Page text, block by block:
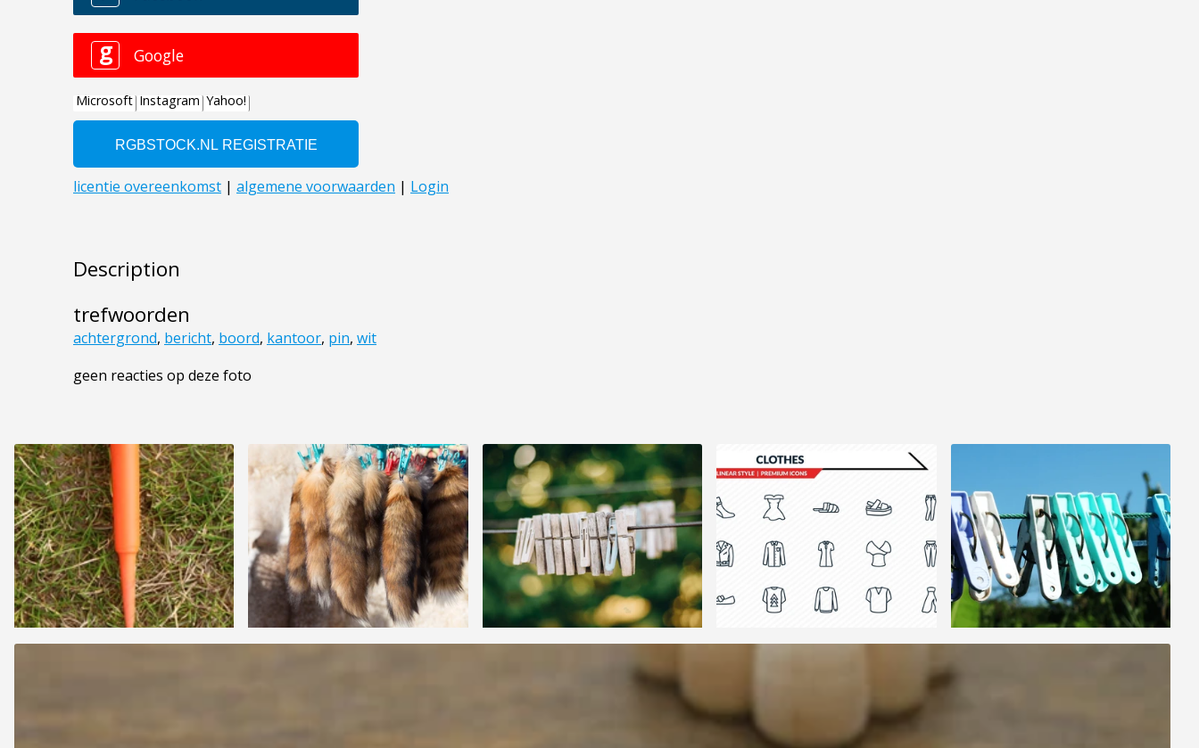
Description
trefwoorden
achtergrond, bericht, boord, kantoor, pin, wit
geen reacties op deze foto